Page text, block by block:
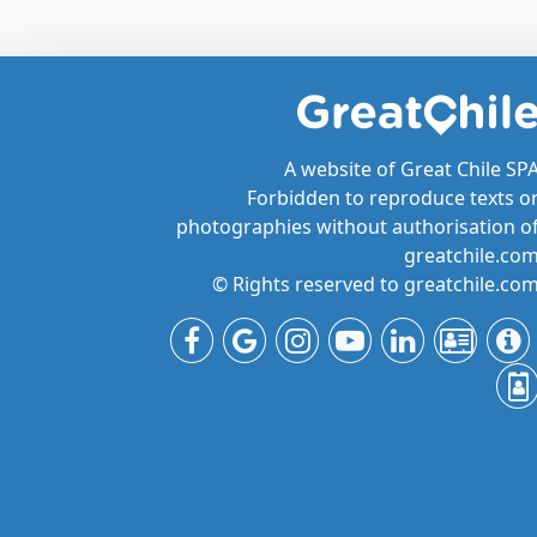
A website of Great Chile
Forbidden to reproduce texts
photographies without authorisation
© Rights reserved to